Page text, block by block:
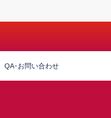
QA･お問い合わせ